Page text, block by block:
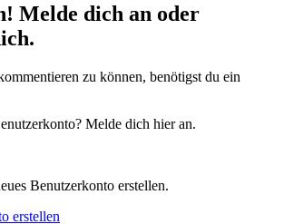
Melde dich an oder
zu können, benötigst du ein
Melde dich hier an.
Benutzerkonto erstellen.
erstellen